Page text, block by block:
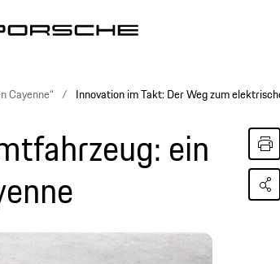
Cayenne“ Innovation im Takt: Der Weg zum
ein